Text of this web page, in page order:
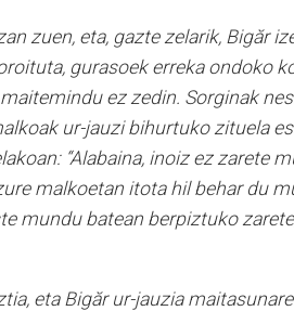
zuen, eta, gazte zelarik, Bigăr
gurasoek erreka ondoko
ez zedin. Sorginak
ur-jauzi bihurtuko zituela
“Alabaina, inoiz ez zarete
malkoetan itota hil behar du
mundu batean berpiztuko
eta Bigăr ur-jauzia